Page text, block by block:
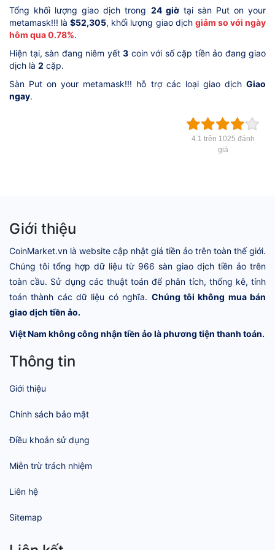
Tổng khối lượng giao dịch trong 24 giờtại sàn Put on your
metamask!!! là$52,305, khối lượng giao dịch giảm so với ngày
hôm qua 0.78%.
Hiện tại, sàn đang niêm yết 3 coin với số cặp tiền ảo đang giao
dịch là 2 cặp.
Sàn Put on your metamask!!! hỗ trợ các loại giao dịch Giao
ngay.
4.1 trên 1025 đánh
giá
Giới thiệu
CoinMarket.vn là website cập nhật giá tiền ảo trên toàn thế giới.
Chúng tôi tổng hợp dữ liệu từ 966 sàn giao dịch tiền ảo trên
toàn cầu. Sử dụng các thuật toán để phân tích, thống kê, tính
toán thành các dữ liệu có nghĩa. Chúng tôi không mua bán
giao dịch tiền ảo.
Việt Nam không công nhận tiền ảo là phương tiện thanh toán.
Thông tin
Giới thiệu
Chính sách bảo mật
Điều khoản sử dụng
Miễn trừ trách nhiệm
Liên hệ
Sitemap